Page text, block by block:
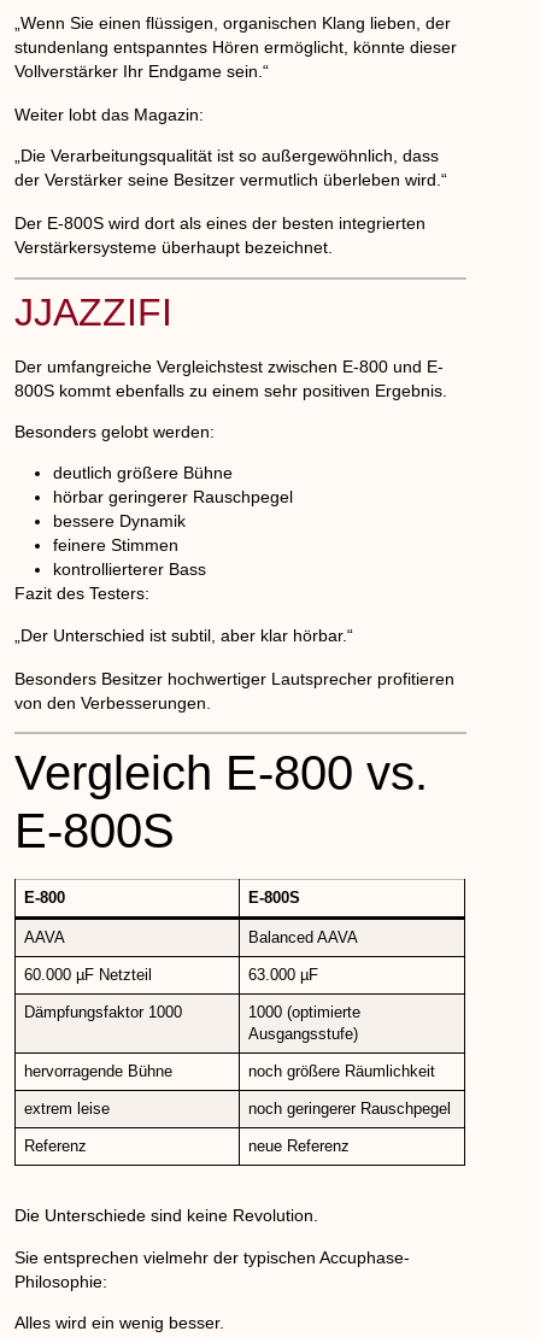
„Wenn Sie einen flüssigen, organischen Klang lieben, der
stundenlang entspanntes Hören ermöglicht, könnte dieser
Vollverstärker Ihr Endgame sein.“
Weiter lobt das Magazin:
„Die Verarbeitungsqualität ist so außergewöhnlich, dass
der Verstärker seine Besitzer vermutlich überleben wird.“
Der E-800S wird dort als eines der besten integrierten
Verstärkersysteme überhaupt bezeichnet.
JJAZZIFI
Der umfangreiche Vergleichstest zwischen E-800 und E-
800S kommt ebenfalls zu einem sehr positiven Ergebnis.
Besonders gelobt werden:
deutlich größere Bühne
hörbar geringerer Rauschpegel
bessere Dynamik
feinere Stimmen
kontrollierterer Bass
Fazit des Testers:
„Der Unterschied ist subtil, aber klar hörbar.“
Besonders Besitzer hochwertiger Lautsprecher profitieren
von den Verbesserungen.
Vergleich E-800 vs.
E-800S
E-800 E-800S
AAVA Balanced AAVA
60.000 µF Netzteil 63.000 µF
Dämpfungsfaktor 1000
1000 (optimierte
Ausgangsstufe)
hervorragende Bühne noch größere Räumlichkeit
extrem leise noch geringerer Rauschpegel
Referenz neue Referenz
Die Unterschiede sind keine Revolution.
Sie entsprechen vielmehr der typischen Accuphase-
Philosophie:
Alles wird ein wenig besser.
DE